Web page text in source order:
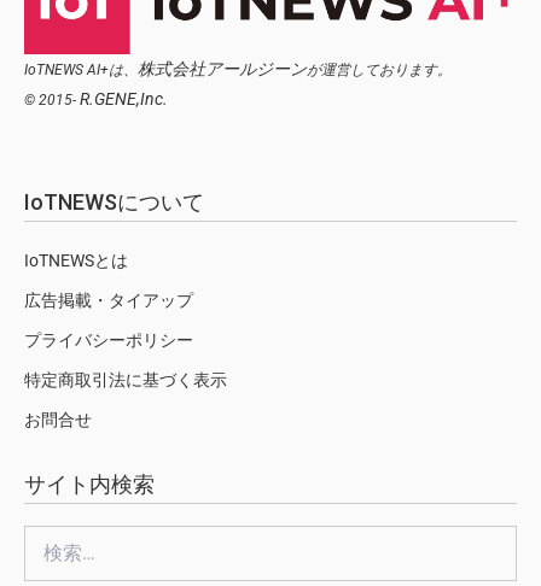
IoTNEWS AI+は、 株式会社アールジーンが運営しております。
© 2015- R.GENE,Inc.
IoTNEWSについて
IoTNEWSとは
広告掲載・タイアップ
プライバシーポリシー
特定商取引法に基づく表示
お問合せ
サイト内検索